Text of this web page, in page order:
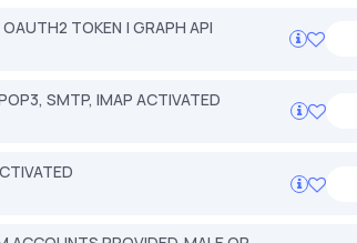
TOKEN | GRAPH API
SMTP, IMAP ACTIVATED